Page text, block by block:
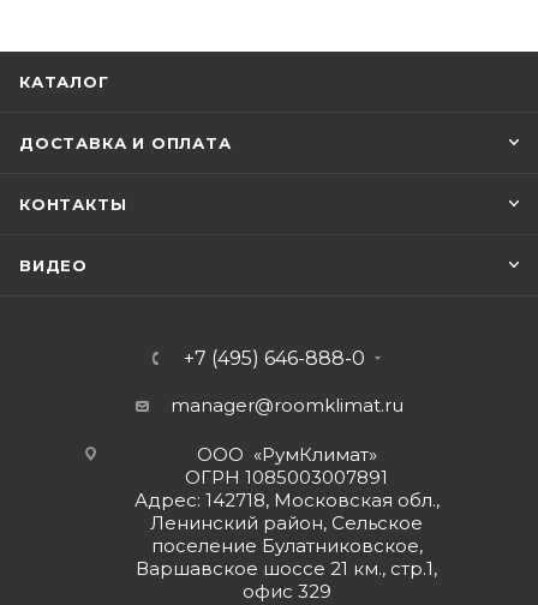
КАТАЛОГ
ДОСТАВКА И ОПЛАТА
КОНТАКТЫ
ВИДЕО
+7 (495) 646-888-0
manager@roomklimat.ru
ООО «РумКлимат»
ОГРН 1085003007891
Адрес: 142718, Московская обл.,
Ленинский район, Сельское
поселение Булатниковское,
Варшавское шоссе 21 км., стр.1,
офис 329